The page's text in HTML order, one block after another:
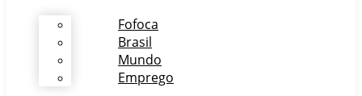
Fofoca
Brasil
Mundo
Emprego